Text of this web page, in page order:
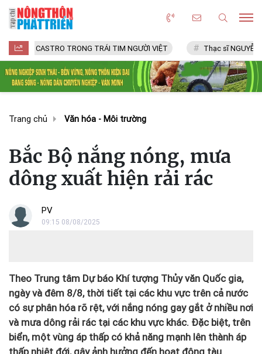
TRONG TRÁI TIM NGƯỜI VIỆT Thạc sĩ NGUYỄN VĂN CHÍ
Trang chủ Văn hóa - Môi trường
Bắc Bộ nắng nóng, mưa
dông xuất hiện rải rác
PV
09:15 08/08/2025
Theo Trung tâm Dự báo Khí tượng Thủy văn Quốc gia,
ngày và đêm 8/8, thời tiết tại các khu vực trên cả nước
có sự phân hóa rõ rệt, với nắng nóng gay gắt ở nhiều nơi
và mưa dông rải rác tại các khu vực khác. Đặc biệt, trên
biển, một vùng áp thấp có khả năng mạnh lên thành áp
thấp nhiệt đới, gây ảnh hưởng đến hoạt động tàu